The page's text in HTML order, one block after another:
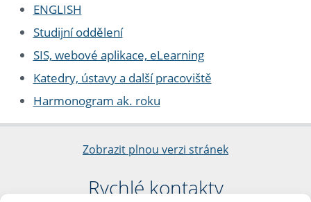
ENGLISH
Studijní oddělení
SIS, webové aplikace, eLearning
Katedry, ústavy a další pracoviště
Harmonogram ak. roku
Zobrazit plnou verzi stránek
Rychlé kontakty